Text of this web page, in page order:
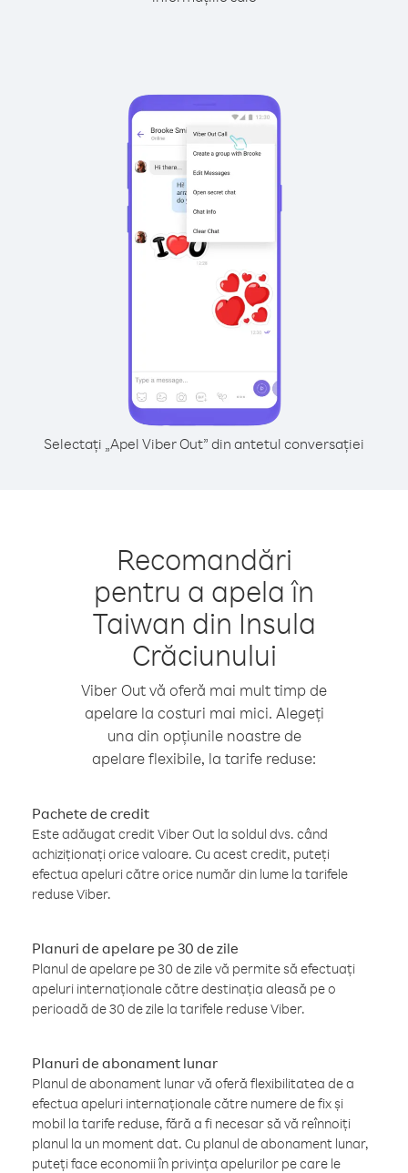
Selectați „Apel Viber Out” din antetul conversației
Recomandări
pentru a apela în
Taiwan din Insula
Crăciunului
Viber Out vă oferă mai mult timp de
apelare la costuri mai mici. Alegeți
una din opțiunile noastre de
apelare flexibile, la tarife reduse:
Pachete de credit
Este adăugat credit Viber Out la soldul dvs. când
achiziționați orice valoare. Cu acest credit, puteți
efectua apeluri către orice număr din lume la tarifele
reduse Viber.
Planuri de apelare pe 30 de zile
Planul de apelare pe 30 de zile vă permite să efectuați
apeluri internaționale către destinația aleasă pe o
perioadă de 30 de zile la tarifele reduse Viber.
Planuri de abonament lunar
Planul de abonament lunar vă oferă flexibilitatea de a
efectua apeluri internaționale către numere de fix și
mobil la tarife reduse, fără a fi necesar să vă reînnoiți
planul la un moment dat. Cu planul de abonament lunar,
puteți face economii în privința apelurilor pe care le